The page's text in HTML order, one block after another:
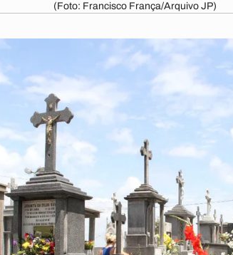
(Foto: Francisco França/Arquivo JP)